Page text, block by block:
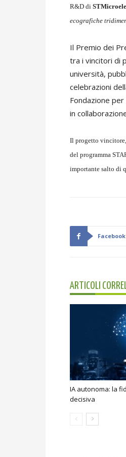
R&D di
ecografiche
Il Premio dei
tra i vincitori di
università,
celebrazioni
Fondazione
in
Il progetto
del programma
importante salto di
Facebook
ARTICOLI
IA autonoma: la
decisiva